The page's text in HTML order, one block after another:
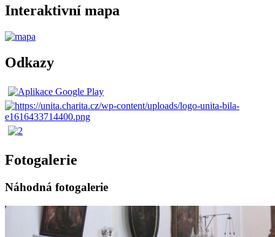
Interaktivní mapa
Odkazy
Fotogalerie
Náhodná fotogalerie